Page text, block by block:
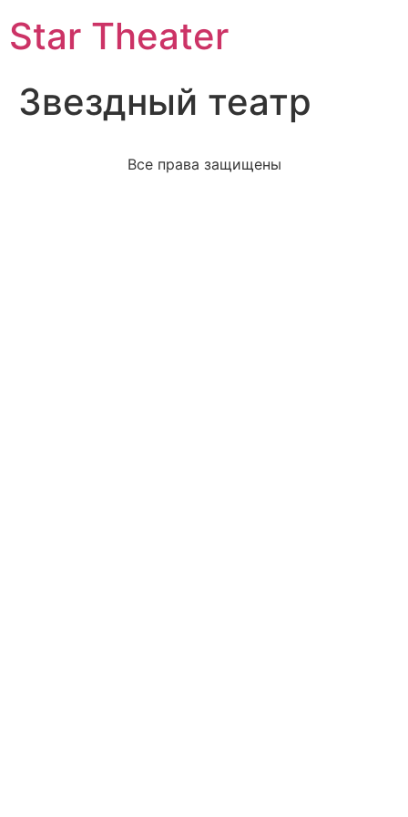
Star Theater
Звездный театр
Все права защищены